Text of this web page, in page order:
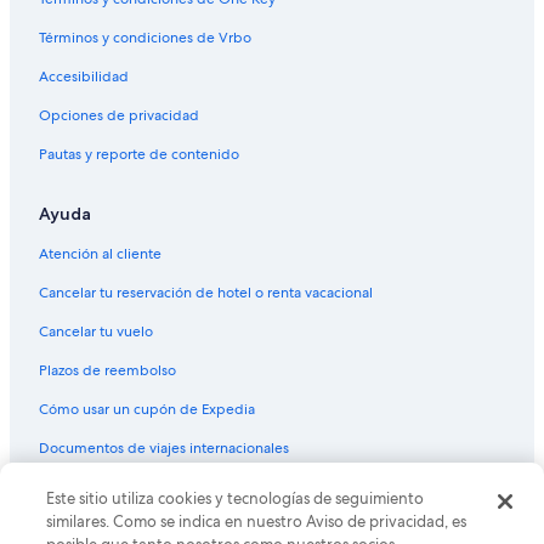
Términos y condiciones de Vrbo
Accesibilidad
Opciones de privacidad
Pautas y reporte de contenido
Ayuda
Atención al cliente
Cancelar tu reservación de hotel o renta vacacional
Cancelar tu vuelo
Plazos de reembolso
Cómo usar un cupón de Expedia
Documentos de viajes internacionales
© 2026 Expedia, Inc., una empresa de Expedia Group. Todos los
derechos reservados. Expedia y el logo de Expedia son marcas
registradas o marcas comerciales de Expedia, Inc. CST# 2029030-50.
Este sitio utiliza cookies y tecnologías de seguimiento
similares. Como se indica en nuestro Aviso de privacidad, es